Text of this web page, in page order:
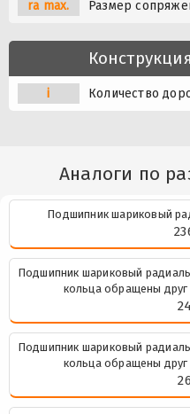
ra max. Размер
i Количество
Аналоги по
Подшипник шариковый
Подшипник шариковый
кольца обращены друг
Подшипник шариковый
кольца обращены друг